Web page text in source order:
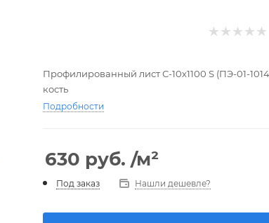
Профилированный лист С-10х1100 S (ПЭ-01-
кость
Подробности
630 руб. /м²
Под заказ Нашли дешевле?